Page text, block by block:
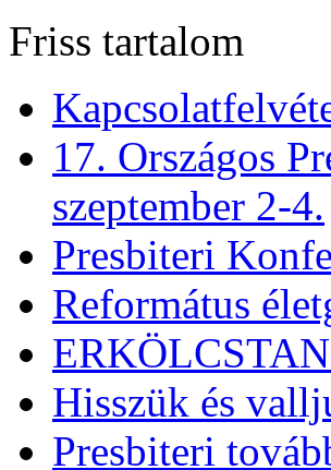
Friss tartalom
17. Országos
szeptember 2-4.
Presbiteri
Református
Hisszük és
Presbiteri